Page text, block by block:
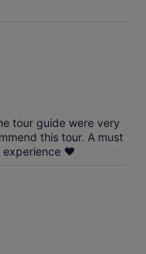
tour guide were very
this tour. A must
experience ❤️